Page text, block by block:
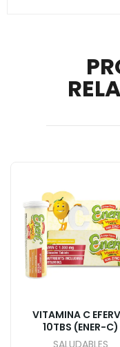
VITAMINA C
10TBS (ENER-C)
SALUDABLES